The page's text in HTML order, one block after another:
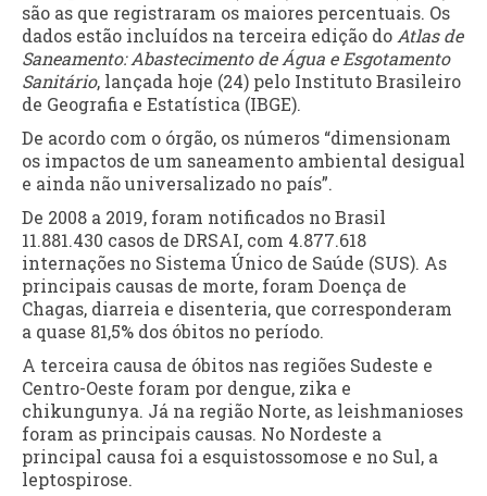
são as que registraram os maiores percentuais. Os
dados estão incluídos na terceira edição do Atlas de
Saneamento: Abastecimento de Água e Esgotamento
Sanitário, lançada hoje (24) pelo Instituto Brasileiro
de Geografia e Estatística (IBGE).
De acordo com o órgão, os números “dimensionam
os impactos de um saneamento ambiental desigual
e ainda não universalizado no país”.
De 2008 a 2019, foram notificados no Brasil
11.881.430 casos de DRSAI, com 4.877.618
internações no Sistema Único de Saúde (SUS). As
principais causas de morte, foram Doença de
Chagas, diarreia e disenteria, que corresponderam
a quase 81,5% dos óbitos no período.
A terceira causa de óbitos nas regiões Sudeste e
Centro-Oeste foram por dengue, zika e
chikungunya. Já na região Norte, as leishmanioses
foram as principais causas. No Nordeste a
principal causa foi a esquistossomose e no Sul, a
leptospirose.